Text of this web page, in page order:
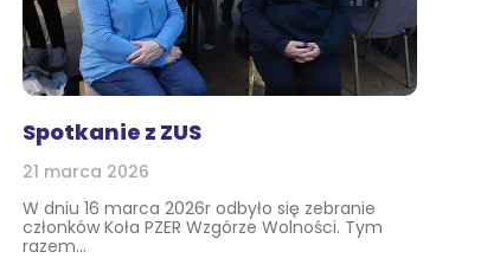
Spotkanie z ZUS
21 marca 2026
W dniu 16 marca 2026r odbyło się zebranie
członków Koła PZER Wzgórze Wolności. Tym
razem...